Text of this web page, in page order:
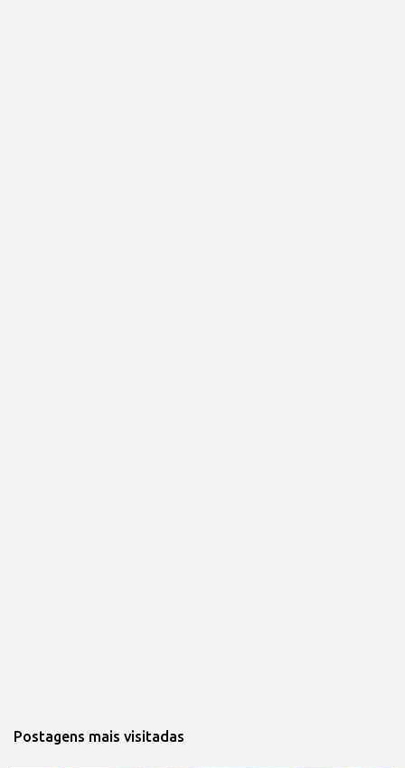
Postagens mais visitadas